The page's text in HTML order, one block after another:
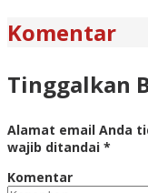
Komentar
Tinggalkan
Alamat email Anda
wajib ditandai *
Komentar